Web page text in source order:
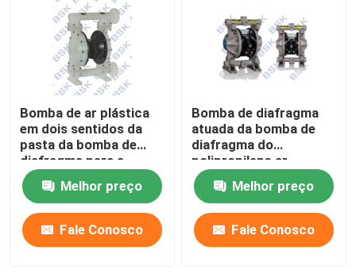
Bomba de ar plástica
em dois sentidos da
pasta da bomba de
diafragma para a
indústria farmacêutica
Melhor preço
Fale Conosco
Bomba de diafragma
atuada da bomba de
diafragma do
polipropileno ar
pneumático
Melhor preço
Fale Conosco